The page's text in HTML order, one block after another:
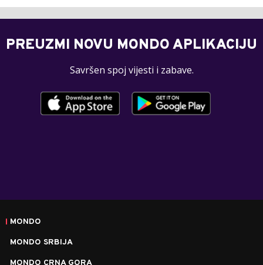
PREUZMI NOVU MONDO APLIKACIJU
Savršen spoj vijesti i zabave.
MONDO
MONDO SRBIJA
MONDO CRNA GORA